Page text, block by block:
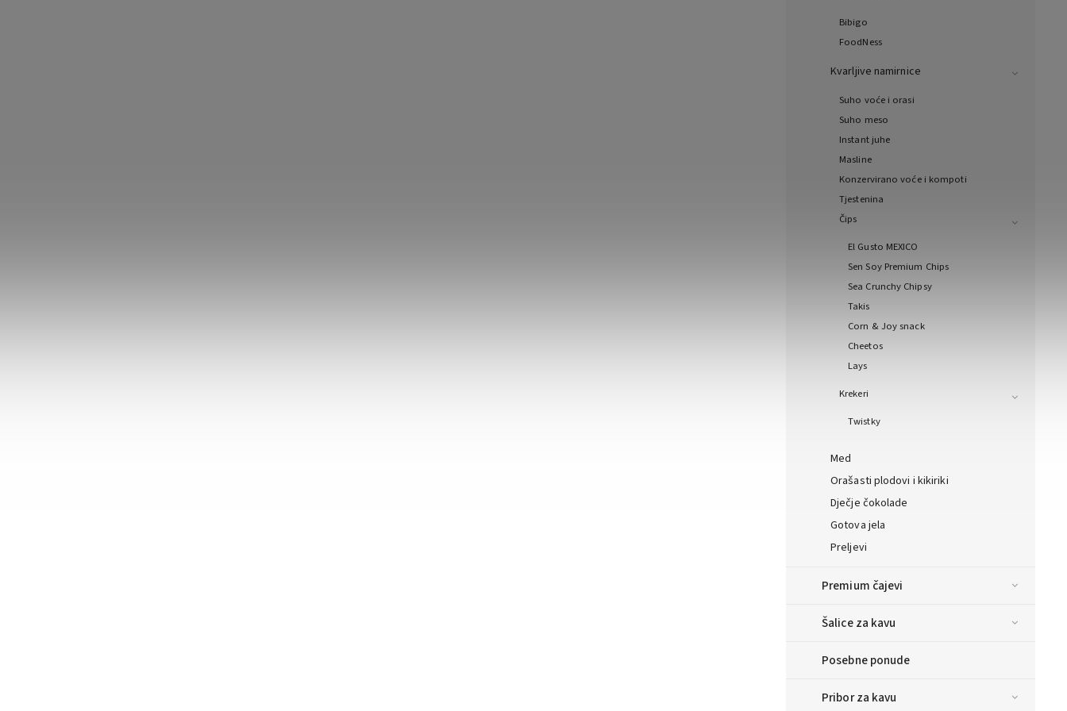
Bibigo
FoodNess
Kvarljive namirnice
Suho voće i orasi
Suho meso
Instant juhe
Masline
Konzervirano voće i kompoti
Tjestenina
Čips
El Gusto MEXICO
Sen Soy Premium Chips
Sea Crunchy Chipsy
Takis
Corn & Joy snack
Cheetos
Lays
Krekeri
Twistky
Med
Orašasti plodovi i kikiriki
Dječje čokolade
Gotova jela
Preljevi
Premium čajevi
Šalice za kavu
Posebne ponude
Pribor za kavu